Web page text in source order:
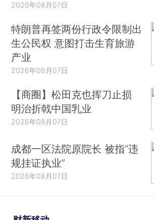
2026年08月07日
特朗普再签两份行政令限制出
生公民权 意图打击生育旅游
产业
2026年08月07日
【商圈】松田克也挥刀止损
明治折戟中国乳业
2026年08月07日
成都一区法院原院长 被指“违
规挂证执业”
2026年08月07日